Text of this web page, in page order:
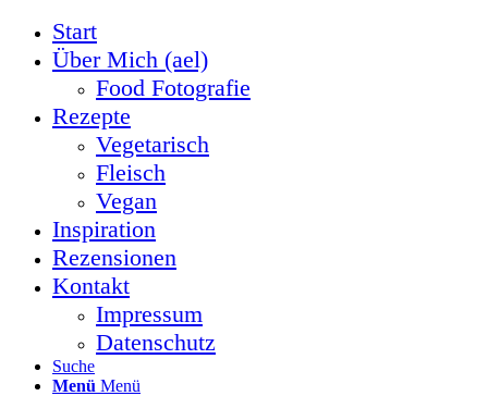
Start
Über Mich (ael)
Food Fotografie
Rezepte
Vegetarisch
Fleisch
Vegan
Inspiration
Rezensionen
Kontakt
Impressum
Datenschutz
Suche
Menü Menü